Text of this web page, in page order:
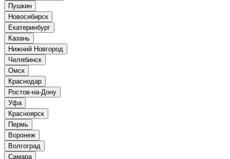
Пушкин
Новосибирск
Екатеринбург
Казань
Нижний Новгород
Челябинск
Омск
Краснодар
Ростов-на-Дону
Уфа
Красноярск
Пермь
Воронеж
Волгоград
Самара